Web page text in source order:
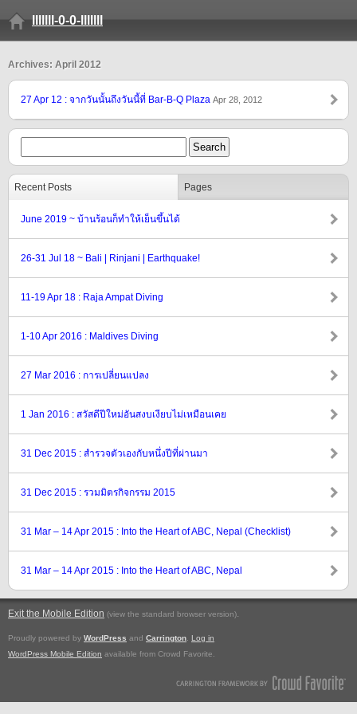
lllllll-0-0-lllllll
Archives: April 2012
27 Apr 12 : จากวันนั้นถึงวันนี้ที่ Bar-B-Q Plaza Apr 28, 2012
Recent Posts Pages
June 2019 ~ บ้านร้อนก็ทำให้เย็นขึ้นได้
26-31 Jul 18 ~ Bali | Rinjani | Earthquake!
11-19 Apr 18 : Raja Ampat Diving
1-10 Apr 2016 : Maldives Diving
27 Mar 2016 : การเปลี่ยนแปลง
1 Jan 2016 : สวัสดีปีใหม่อันสงบเงียบไม่เหมือนเคย
31 Dec 2015 : สำรวจตัวเองกับหนึ่งปีที่ผ่านมา
31 Dec 2015 : รวมมิตรกิจกรรม 2015
31 Mar – 14 Apr 2015 : Into the Heart of ABC, Nepal (Checklist)
31 Mar – 14 Apr 2015 : Into the Heart of ABC, Nepal
Exit the Mobile Edition (view the standard browser version).
Proudly powered by WordPress and Carrington
Log in
WordPress Mobile Edition available from Crowd Favorite.